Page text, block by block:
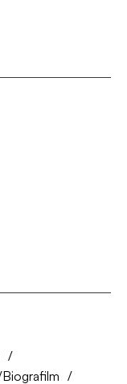
Biografilm